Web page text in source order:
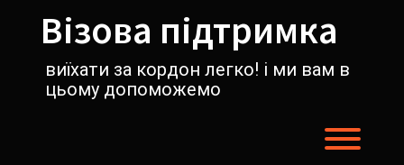
содержимомуВізова підтримка
виїхати за кордон легко! і ми вам в
цьому допоможемо